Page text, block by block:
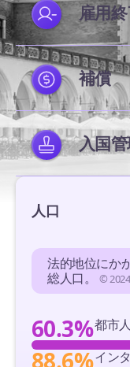
雇用
補償
入国
人口
法的地位にか
総人口。
©
60.3%都市
88.6%イン